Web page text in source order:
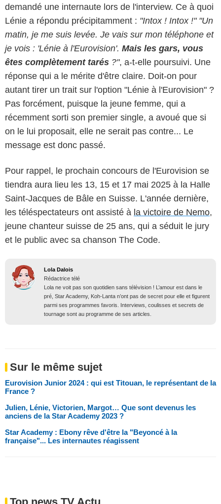
demandé une internaute lors de l'interview. Ce à quoi
Lénie a répondu précipitamment : "Intox ! Intox !" "Un
matin, je me suis levée. Je vais sur mon téléphone et
je vois : 'Lénie à l'Eurovision'. Mais les gars, vous
êtes complètement tarés ?", a-t-elle poursuivi. Une
réponse qui a le mérite d'être claire. Doit-on pour
autant tirer un trait sur l'option "Lénie à l'Eurovision" ?
Pas forcément, puisque la jeune femme, qui a
récemment sorti son premier single, a avoué que si
on le lui proposait, elle ne serait pas contre... Le
message est donc passé.
Pour rappel, le prochain concours de l'Eurovision se
tiendra aura lieu les 13, 15 et 17 mai 2025 à la Halle
Saint-Jacques de Bâle en Suisse. L'année dernière,
les téléspectateurs ont assisté à la victoire de Nemo,
jeune chanteur suisse de 25 ans, qui a séduit le jury
et le public avec sa chanson The Code.
Lola Dalois
Rédactrice télé
Lola ne voit pas son quotidien sans télévision ! L’amour est dans le
pré, Star Academy, Koh-Lanta n’ont pas de secret pour elle et figurent
parmi ses programmes favoris. Interviews, coulisses et secrets de
tournage sont au programme de ses articles.
Sur le même sujet
Eurovision Junior 2024 : qui est Titouan, le représentant de la
France ?
Julien, Lénie, Victorien, Margot… Que sont devenus les
anciens de la Star Academy 2023 ?
Star Academy : Ebony rêve d'être la "Beyoncé à la
française"... Les internautes réagissent